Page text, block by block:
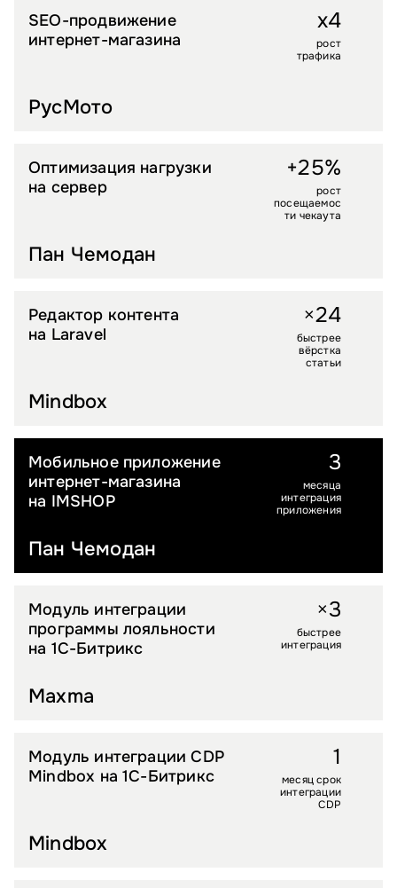
АВТОЗАПЧАСТИ
РусМото
SEO-продвижение
интернет-магазина
x4
рост
трафика
LIFESTYLE
Пан Чемодан
Оптимизация нагрузки
на сервер
+25%
рост
посещаемос
ти чекаута
УСЛУГИ
Mindbox
Редактор контента
на Laravel
×24
быстрее
вёрстка
статьи
LIFESTYLE
Пан Чемодан
Мобильное приложение
интернет-магазина
на IMSHOP
3
месяца
интеграция
приложения
B2B
Maxma
Модуль интеграции
программы лояльности
на 1С-Битрикс
×3
быстрее
интеграция
УСЛУГИ
Mindbox
Модуль интеграции CDP
Mindbox на 1С-Битрикс
1
месяц срок
интеграции
CDP